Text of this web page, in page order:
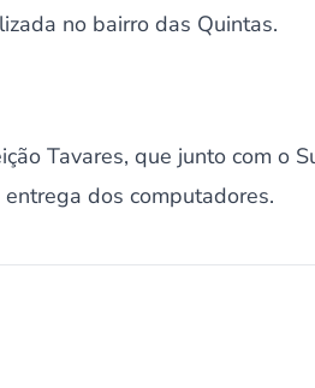
no bairro das Quintas.
Tavares, que junto com o
entrega dos computadores.